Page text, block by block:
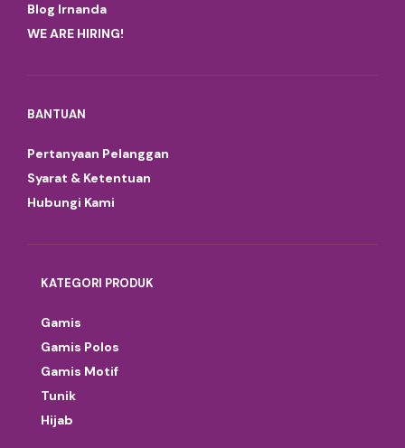
Blog Irnanda
WE ARE HIRING!
BANTUAN
Pertanyaan Pelanggan
Syarat & Ketentuan
Hubungi Kami
KATEGORI PRODUK
Gamis
Gamis Polos
Gamis Motif
Tunik
Hijab